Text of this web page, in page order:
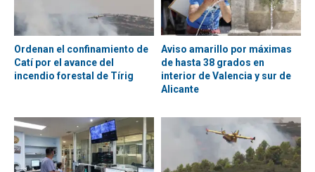
Ordenan el confinamiento de
Catí por el avance del
incendio forestal de Tírig
Aviso amarillo por máximas
de hasta 38 grados en
interior de Valencia y sur de
Alicante